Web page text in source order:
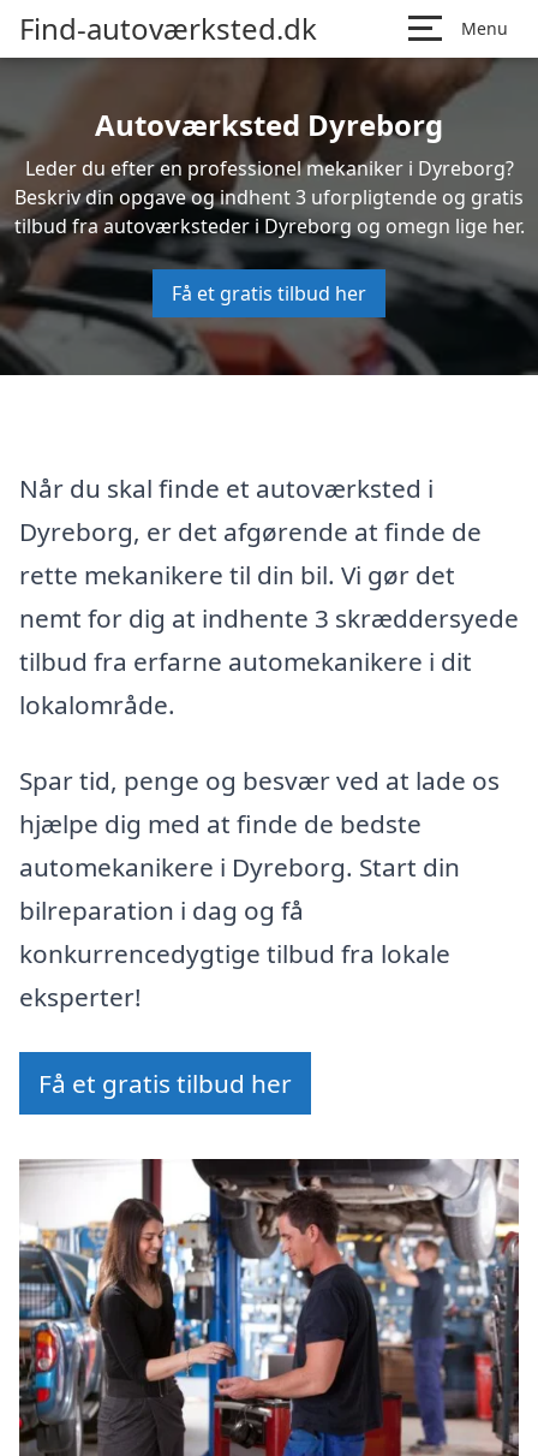
Find-autoværksted.dk Menu
Autoværksted Dyreborg
Leder du efter en professionel mekaniker i Dyreborg?
Beskriv din opgave og indhent 3 uforpligtende og gratis
tilbud fra autoværksteder i Dyreborg og omegn lige her.
Få et gratis tilbud her
Når du skal finde et autoværksted i
Dyreborg, er det afgørende at finde de
rette mekanikere til din bil. Vi gør det
nemt for dig at indhente 3 skræddersyede
tilbud fra erfarne automekanikere i dit
lokalområde.
Spar tid, penge og besvær ved at lade os
hjælpe dig med at finde de bedste
automekanikere i Dyreborg. Start din
bilreparation i dag og få
konkurrencedygtige tilbud fra lokale
eksperter!
Få et gratis tilbud her